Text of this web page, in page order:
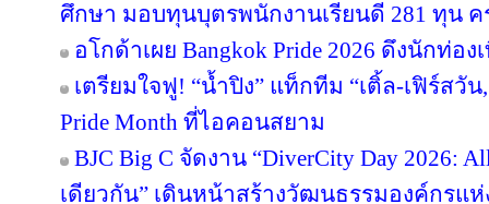
ศึกษา มอบทุนบุตรพนักงานเรียนดี 281 ทุน
อโกด้าเผย Bangkok Pride 2026 ดึงนักท่อ
เตรียมใจฟู! “น้ำปิง” แท็กทีม “เติ้ล-เฟิร์ส
Pride Month ที่ไอคอนสยาม
BJC Big C จัดงาน “DiverCity Day 2026:
เดียวกัน” เดินหน้าสร้างวัฒนธรรมองค์กรแ